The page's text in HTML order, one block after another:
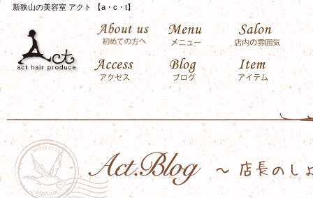
新狭山の美容室 アクト 【a・c・t】